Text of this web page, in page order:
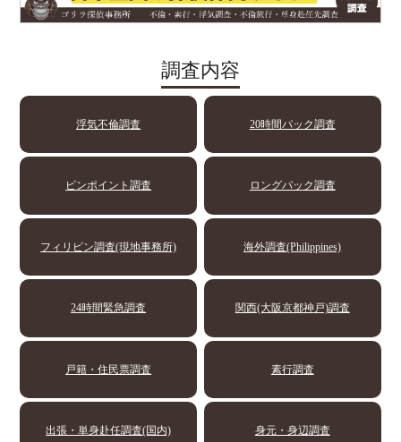
調査内容
浮気不倫調査 20時間パック調査
ピンポイント調査 ロングパック調査
フィリピン調査(現地事務所) 海外調査(Philippines)
24時間緊急調査 関西(大阪京都神戸)調査
戸籍・住民票調査 素行調査
出張・単身赴任調査(国内) 身元・身辺調査